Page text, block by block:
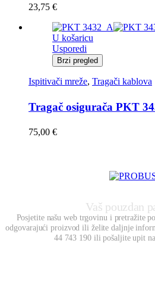
23,75 €
U košaricu
Usporedi
Brzi pregled
Ispitivači mreže, Tragači kablova
Tragač osigurača PKT
75,00 €
Vaš pouzdan
Posjetite našu web trgovinu i pretražite
odgovarajući proizvod ili želite daljnje
44 743 190 ili pošaljite upit